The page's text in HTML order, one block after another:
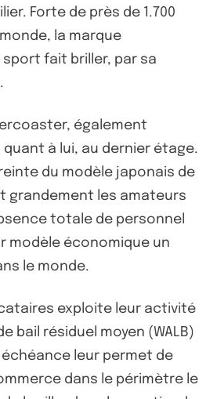
Forte de près de 1.700
la marque
sport fait briller, par sa
également
à lui, au dernier étage.
du modèle japonais de
grandement les amateurs
totale de personnel
modèle économique un
le monde.
exploite leur activité
bail résiduel moyen (WALB)
échéance leur permet de
dans le périmètre le